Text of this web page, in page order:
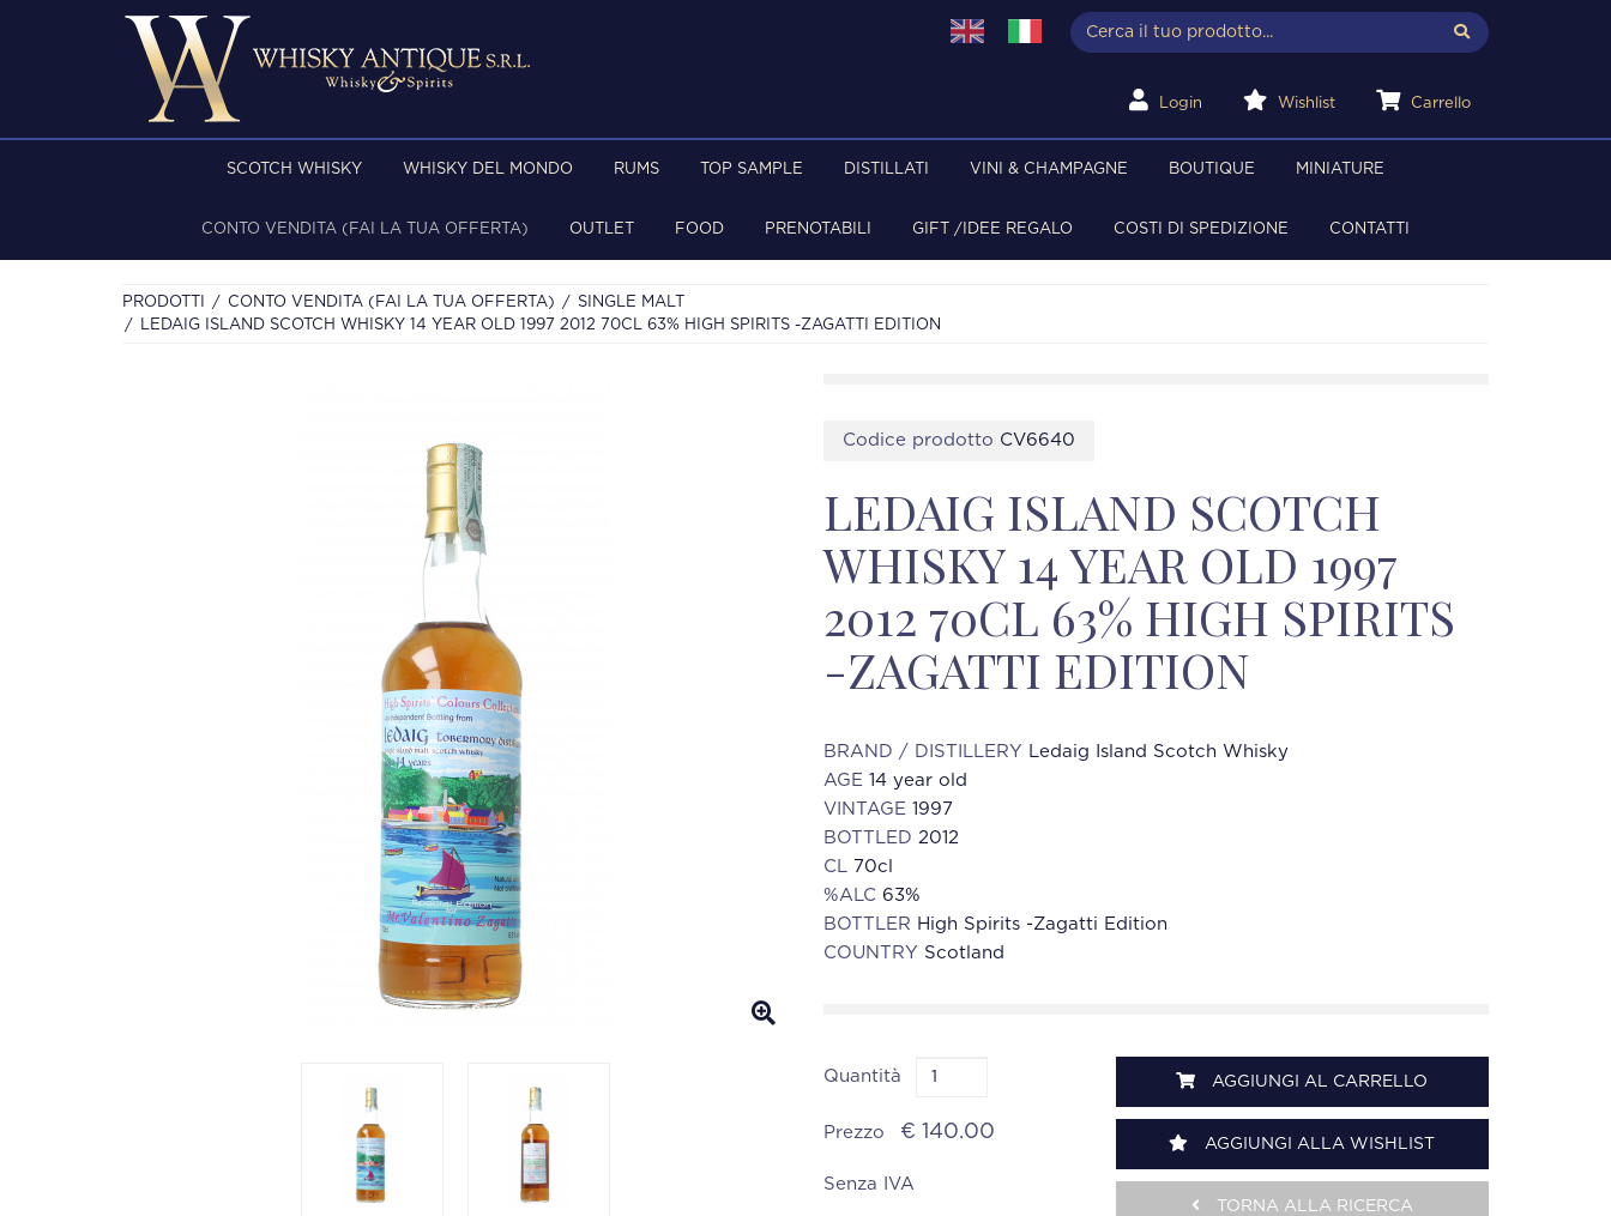
Login Wishlist Carrello
SCOTCH WHISKY WHISKY DEL MONDO RUMS TOP SAMPLE DISTILLATI VINI & CHAMPAGNE BOUTIQUE MINIATURE
CONTO VENDITA (FAI LA TUA OFFERTA) OUTLET FOOD PRENOTABILI GIFT /IDEE REGALO COSTI DI SPEDIZIONE CONTATTI
PRODOTTI CONTO VENDITA (FAI LA TUA OFFERTA)
SINGLE MALT
LEDAIG ISLAND SCOTCH WHISKY 14 YEAR OLD 1997 2012 70CL 63% HIGH SPIRITS -ZAGATTI EDITION
Codice prodotto CV6640
LEDAIG ISLAND SCOTCH
WHISKY 14 YEAR OLD 1997
2012 70CL 63% HIGH SPIRITS
-ZAGATTI EDITION
BRAND / DISTILLERY Ledaig Island Scotch Whisky
AGE 14 year old
VINTAGE 1997
BOTTLED 2012
CL 70cl
%ALC 63%
BOTTLER High Spirits -Zagatti Edition
COUNTRY Scotland
Quantità
Prezzo € 140.00
Senza IVA
AGGIUNGI AL CARRELLO
AGGIUNGI ALLA WISHLIST
TORNA ALLA RICERCA